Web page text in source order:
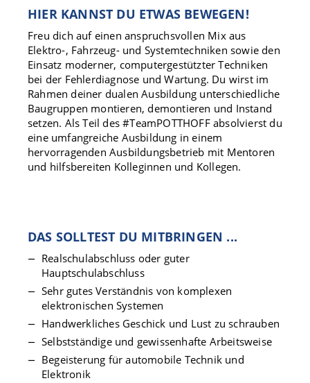
HIER KANNST DU ETWAS BEWEGEN!
Freu dich auf einen anspruchsvollen Mix aus
Elektro-, Fahrzeug- und Systemtechniken sowie den
Einsatz moderner, computergestützter Techniken
bei der Fehlerdiagnose und Wartung. Du wirst im
Rahmen deiner dualen Ausbildung unterschiedliche
Baugruppen montieren, demontieren und Instand
setzen. Als Teil des #TeamPOTTHOFF absolvierst du
eine umfangreiche Ausbildung in einem
hervorragenden Ausbildungsbetrieb mit Mentoren
und hilfsbereiten Kolleginnen und Kollegen.
DAS SOLLTEST DU MITBRINGEN ...
Realschulabschluss oder guter
Hauptschulabschluss
Sehr gutes Verständnis von komplexen
elektronischen Systemen
Handwerkliches Geschick und Lust zu schrauben
Selbstständige und gewissenhafte Arbeitsweise
Begeisterung für automobile Technik und
Elektronik